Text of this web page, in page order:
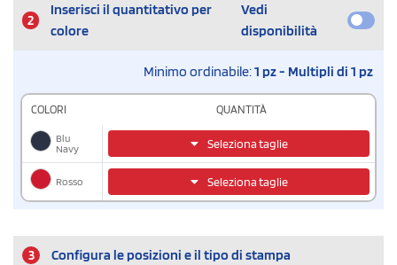
2
Inserisci il quantitativo per
colore
Vedi
disponibilità
Minimo ordinabile:1 pz - Multipli di 1 pz
COLORI QUANTITÀ
Blu
Navy
Seleziona taglie
Rosso Seleziona taglie
3 Configura le posizioni e il tipo di stampa